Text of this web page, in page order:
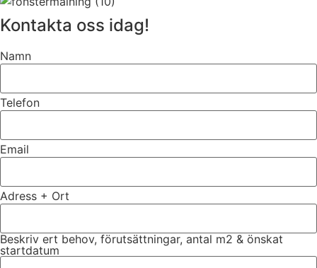
Kontakta oss idag!
Namn
Telefon
Email
Adress + Ort
Beskriv ert behov, förutsättningar, antal m2 & önskat
startdatum